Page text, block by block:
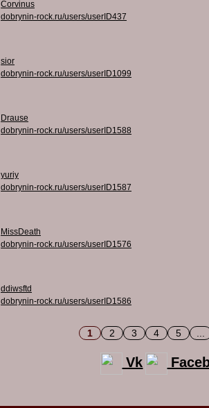
Corvinus
dobrynin-rock.ru/users/userID437
sior
dobrynin-rock.ru/users/userID1099
Drause
dobrynin-rock.ru/users/userID1588
yuriy
dobrynin-rock.ru/users/userID1587
MissDeath
dobrynin-rock.ru/users/userID1576
ddiwsftd
dobrynin-rock.ru/users/userID1586
1 2 3 4 5
Vk